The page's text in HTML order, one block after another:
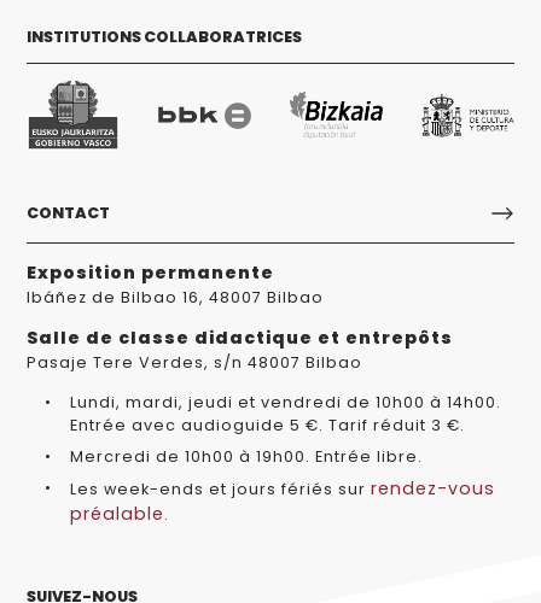
INSTITUTIONS COLLABORATRICES
CONTACT
Exposition permanente
Ibáñez de Bilbao 16, 48007 Bilbao
Salle de classe didactique et entrepôts
Pasaje Tere Verdes, s/n 48007 Bilbao
Lundi, mardi, jeudi et vendredi de 10h00 à 14h00.
Entrée avec audioguide 5 €. Tarif réduit 3 €.
Mercredi de 10h00 à 19h00. Entrée libre.
Les week-ends et jours fériés sur rendez-vous
préalable.
SUIVEZ-NOUS